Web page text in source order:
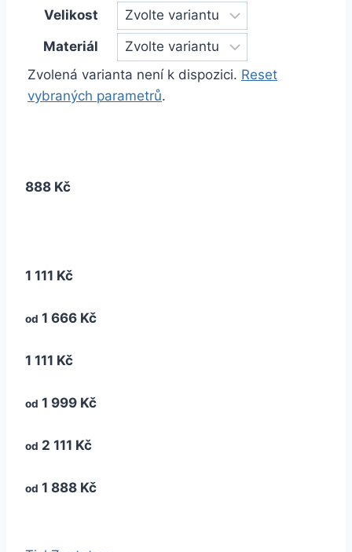
Velikost
Materiál
Zvolená varianta není k dispozici. Reset
vybraných parametrů.
888 Kč
1 111 Kč
od 1 666 Kč
1 111 Kč
od 1 999 Kč
od 2 111 Kč
od 1 888 Kč